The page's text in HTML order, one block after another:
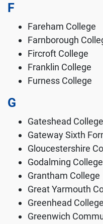
F
Fareham College
Farnborough
Fircroft College
Franklin College
Furness College
G
Gateshead College
Gateway Sixth
Gloucestershire
Godalming College
Grantham College
Great Yarmouth
Greenhead College
Greenwich